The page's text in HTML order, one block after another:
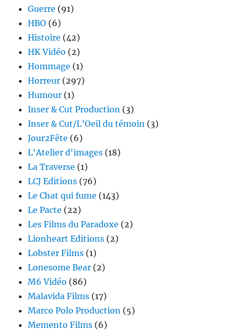
Guerre (91)
HBO (6)
Histoire (42)
HK Vidéo (2)
Hommage (1)
Horreur (297)
Humour (1)
Inser & Cut Production (3)
Inser & Cut/L’Oeil du témoin (3)
Jour2Fête (6)
L'Atelier d'images (18)
La Traverse (1)
LCJ Editions (76)
Le Chat qui fume (143)
Le Pacte (22)
Les Films du Paradoxe (2)
Lionheart Editions (2)
Lobster Films (1)
Lonesome Bear (2)
M6 Vidéo (86)
Malavida Films (17)
Marco Polo Production (5)
Memento Films (6)